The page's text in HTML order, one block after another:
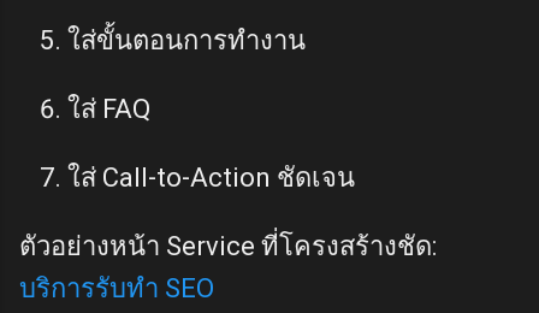
ใส่ขั้นตอนการทำงาน
ใส่ FAQ
ใส่ Call-to-Action ชัดเจน
ตัวอย่างหน้า Service ที่โครงสร้างชัด:
บริการรับทำ SEO